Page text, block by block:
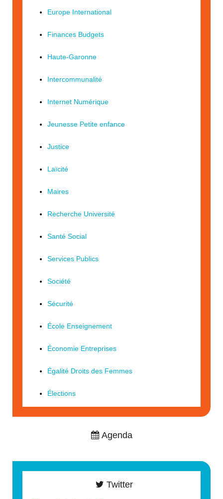
Europe International
Finances Budgets
Haute-Garonne
Intercommunalité
Internet Numérique
Jeunesse Petite enfance
Justice
Laïcité
Maires
Recherche Université
Santé Social
Services Publics
Société
Sécurité
École Enseignement
Économie Entreprises
Égalité Droits des Femmes
Élections
Agenda
Twitter